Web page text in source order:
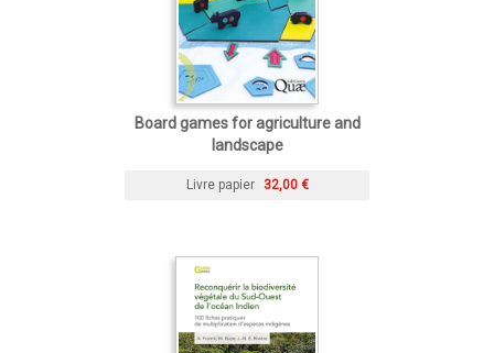
Board games for agriculture and
landscape
Livre papier 32,00 €